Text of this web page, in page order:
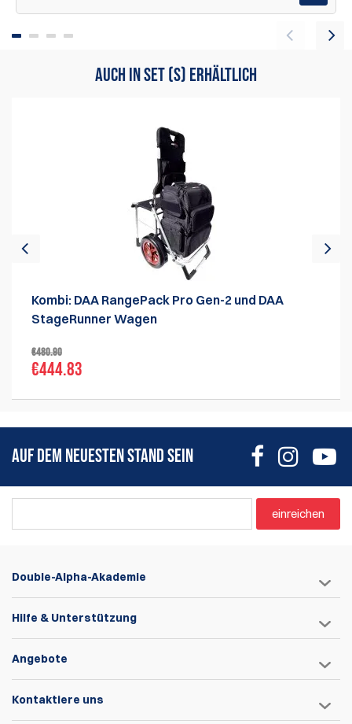
Zwei vollständige Pistolentaschen (mit abschließbaren
Reißverschlüssen und abnehmbaren, beschreibbaren
Eine abnehmbare 6-teilige Magazinhalterung
Eine große Tasche zur Messingsammlung
Zwei Kombinationsschlösser
Eine Regenschutzhaube mit elastischer Halterung.
Abmessungen des unteren Faches:
31,75W x 24,10D x 16,50H cm, (12,5W x 9,5D x 6,5H Zoll)
Gesamtabmessungen des RangePack Pro:
44W x 32D x 55H cm, (17,3W x 12,6D x 21,6H Zoll)
AUCH IN SET (S) ERHÄLTLICH
Kombi: DAA RangePack Pro Gen-2 und DAA
StageRunner Wagen
€480.90
€444.83
AUF DEM NEUESTEN STAND SEIN
einreichen
Double-Alpha-Akademie
Hilfe & Unterstützung
Angebote
Kontaktiere uns